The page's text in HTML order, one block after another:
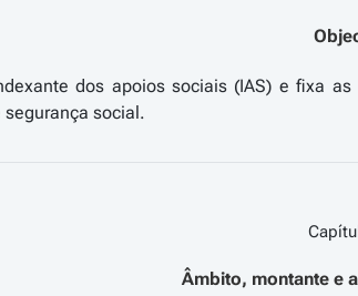
dos apoios sociais (IAS) e fixa
Âmbito, montante e